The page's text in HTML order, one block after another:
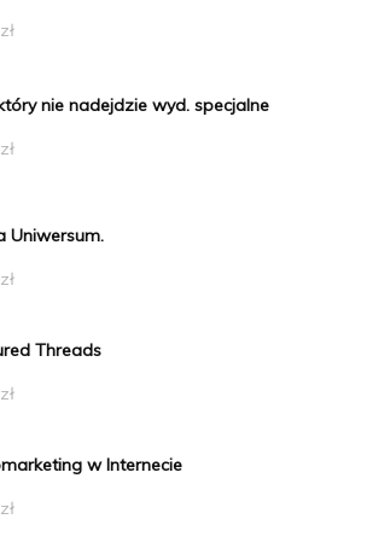
zł
nie nadejdzie wyd. specjalne
zł
Uniwersum.
zł
Threads
zł
w Internecie
zł